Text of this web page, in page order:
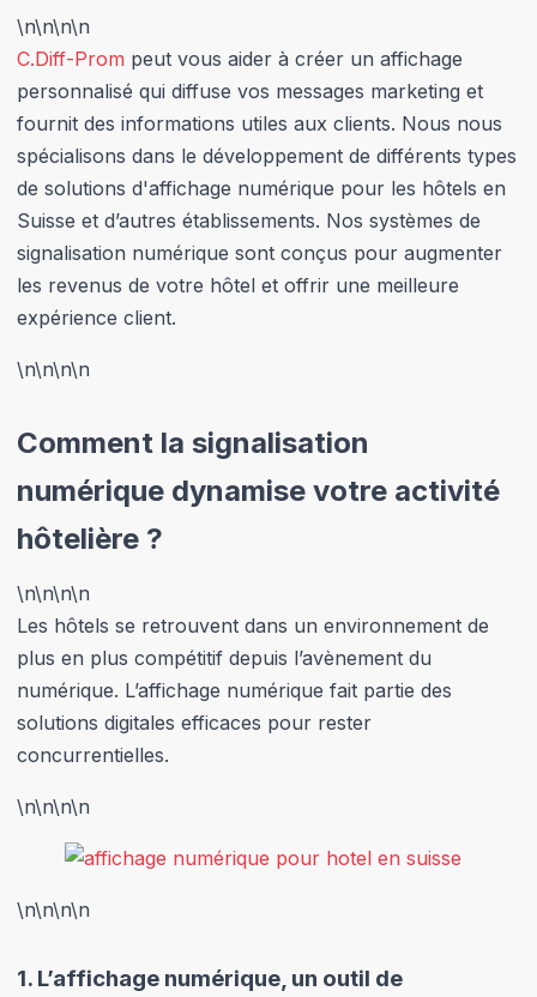
\n\n\n\n
C.Diff-Prom peut vous aider à créer un affichage
personnalisé qui diffuse vos messages marketing et
fournit des informations utiles aux clients. Nous nous
spécialisons dans le développement de différents types
de solutions d'affichage numérique pour les hôtels en
Suisse et d’autres établissements. Nos systèmes de
signalisation numérique sont conçus pour augmenter
les revenus de votre hôtel et offrir une meilleure
expérience client.
\n\n\n\n
Comment la signalisation
numérique dynamise votre activité
hôtelière ?
\n\n\n\n
Les hôtels se retrouvent dans un environnement de
plus en plus compétitif depuis l’avènement du
numérique. L’affichage numérique fait partie des
solutions digitales efficaces pour rester
concurrentielles.
\n\n\n\n
\n\n\n\n
1. L’affichage numérique, un outil de